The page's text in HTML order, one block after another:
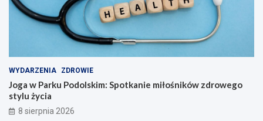
WYDARZENIA ZDROWIE
Joga w Parku Podolskim: Spotkanie miłośników zdrowego
stylu życia
8 sierpnia 2026